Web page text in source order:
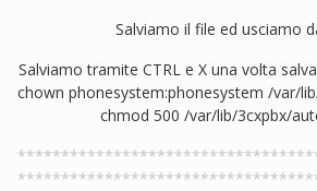
Salviamo il file ed usciamo
Salviamo tramite CTRL e X una volta
chown phonesystem:phonesystem /var/
chmod 500 /var/lib/3cxpbx/